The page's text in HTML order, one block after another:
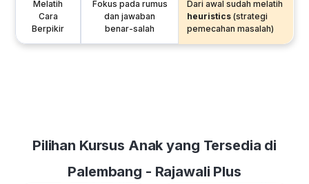
Melatih
Cara
Berpikir
Fokus pada rumus
dan jawaban
benar-salah
Dari awal sudah melatih
heuristics (strategi
pemecahan masalah)
Pilihan Kursus Anak yang Tersedia di
Palembang - Rajawali Plus